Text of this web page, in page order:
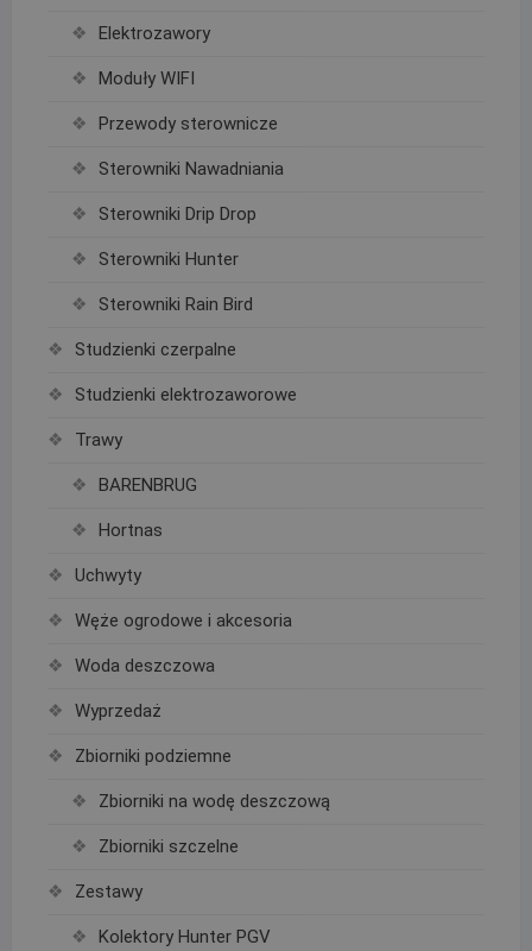
Elektrozawory
Moduły WIFI
Przewody sterownicze
Sterowniki Nawadniania
Sterowniki Drip Drop
Sterowniki Hunter
Sterowniki Rain Bird
Studzienki czerpalne
Studzienki elektrozaworowe
Trawy
BARENBRUG
Hortnas
Uchwyty
Węże ogrodowe i akcesoria
Woda deszczowa
Wyprzedaż
Zbiorniki podziemne
Zbiorniki na wodę deszczową
Zbiorniki szczelne
Zestawy
Kolektory Hunter PGV